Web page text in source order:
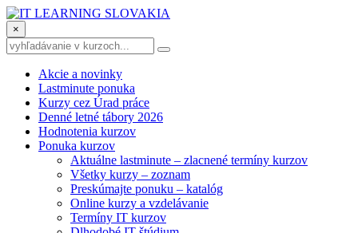
×
Akcie a novinky
Lastminute ponuka
Kurzy cez Úrad práce
Denné letné tábory 2026
Hodnotenia kurzov
Ponuka kurzov
Aktuálne lastminute – zlacnené termíny kurzov
Všetky kurzy – zoznam
Preskúmajte ponuku – katalóg
Online kurzy a vzdelávanie
Termíny IT kurzov